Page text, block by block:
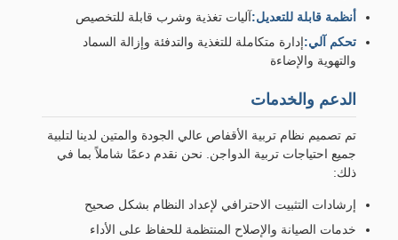
أنظمة قابلة للتعديل:آليات تغذية وشرب قابلة للتخصيص
تحكم آلي:إدارة متكاملة للتغذية والتدفئة وإزالة السماد
والتهوية والإضاءة
الدعم والخدمات
تم تصميم نظام تربية الأقفاص عالي الجودة والمتين لدينا لتلبية
جميع احتياجات تربية الدواجن. نحن نقدم دعمًا شاملاً بما في
ذلك:
إرشادات التثبيت الاحترافي لإعداد النظام بشكل صحيح
خدمات الصيانة والإصلاح المنتظمة للحفاظ على الأداء